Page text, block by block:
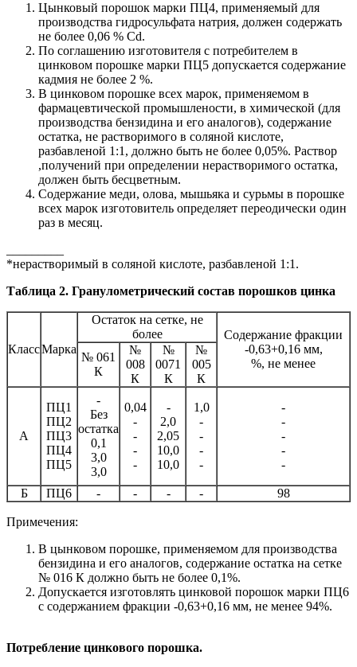
Цынковый порошок марки ПЦ4, применяемый для
производства гидросульфата натрия, должен содержать
не более 0,06 % Cd.
По соглашению изготовителя с потребителем в
цинковом порошке марки ПЦ5 допускается содержание
кадмия не более 2 %.
В цинковом порошке всех марок, применяемом в
фармацевтической промышлености, в химической (для
производства бензидина и его аналогов), содержание
остатка, не растворимого в соляной кислоте,
разбавленой 1:1, должно быть не более 0,05%. Раствор
,получений при определении нерастворимого остатка,
должен быть бесцветным.
Содержание меди, олова, мышьяка и сурьмы в порошке
всех марок изготовитель определяет переодически один
раз в месяц.
*нерастворимый в соляной кислоте, разбавленой 1:1.
Таблица 2. Гранулометрический состав порошков цинка
КлассМарка
Остаток на сетке, не
более
Содержание фракции
-0,63+0,16 мм,
%, не менее
№ 061
К
№
008
К
№
0071
К
№
005
К
А
ПЦ1
ПЦ2
ПЦ3
ПЦ4
ПЦ5
-
Без
остатка
0,1
3,0
3,0
0,04
-
-
-
-
-
2,0
2,05
10,0
10,0
1,0
-
-
-
-
-
-
-
-
-
Б ПЦ6 - - - - 98
Примечения:
В цынковом порошке, применяемом для производства
бензидина и его аналогов, содержание остатка на сетке
№ 016 К должно быть не более 0,1%.
Допускается изготовлять цинковой порошок марки ПЦ6
с содержанием фракции -0,63+0,16 мм, не менее 94%.
Потребление цинкового порошка.